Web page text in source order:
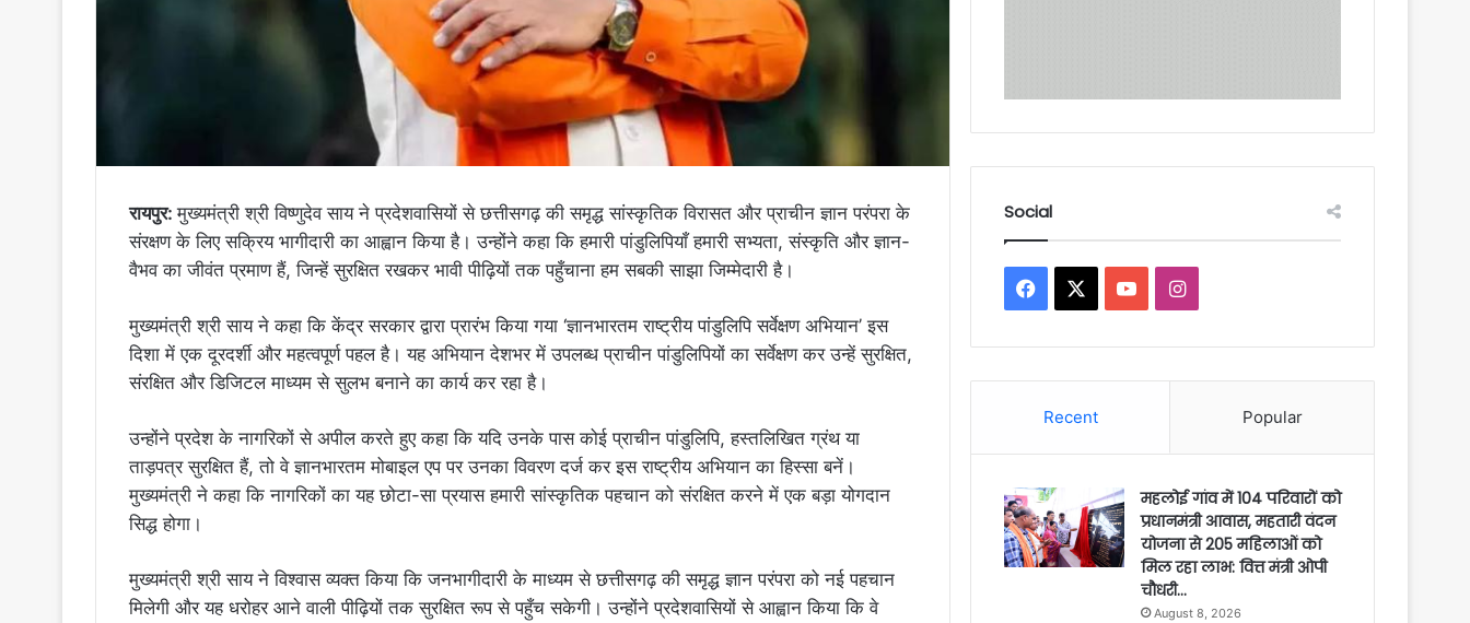
रायपुर:मुख्यमंत्री श्री विष्णुदेव साय ने प्रदेशवासियों से छत्तीसगढ़ की समृद्ध सांस्कृतिक विरासत और प्राचीन ज्ञान परंपरा के
संरक्षण के लिए सक्रिय भागीदारी का आह्वान किया है। उन्होंने कहा कि हमारी पांडुलिपियाँ हमारी सभ्यता, संस्कृति और ज्ञान-
वैभव का जीवंत प्रमाण हैं, जिन्हें सुरक्षित रखकर भावी पीढ़ियों तक पहुँचाना हम सबकी साझा जिम्मेदारी है।
मुख्यमंत्री श्री साय ने कहा कि केंद्र सरकार द्वारा प्रारंभ किया गया ‘ज्ञानभारतम राष्ट्रीय पांडुलिपि सर्वेक्षण अभियान’ इस
दिशा में एक दूरदर्शी और महत्वपूर्ण पहल है। यह अभियान देशभर में उपलब्ध प्राचीन पांडुलिपियों का सर्वेक्षण कर उन्हें सुरक्षित,
संरक्षित और डिजिटल माध्यम से सुलभ बनाने का कार्य कर रहा है।
उन्होंने प्रदेश के नागरिकों से अपील करते हुए कहा कि यदि उनके पास कोई प्राचीन पांडुलिपि, हस्तलिखित ग्रंथ या
ताड़पत्र सुरक्षित हैं, तो वे ज्ञानभारतम मोबाइल एप पर उनका विवरण दर्ज कर इस राष्ट्रीय अभियान का हिस्सा बनें।
मुख्यमंत्री ने कहा कि नागरिकों का यह छोटा-सा प्रयास हमारी सांस्कृतिक पहचान को संरक्षित करने में एक बड़ा योगदान
सिद्ध होगा।
मुख्यमंत्री श्री साय ने विश्वास व्यक्त किया कि जनभागीदारी के माध्यम से छत्तीसगढ़ की समृद्ध ज्ञान परंपरा को नई पहचान
मिलेगी और यह धरोहर आने वाली पीढ़ियों तक सुरक्षित रूप से पहुँच सकेगी। उन्होंने प्रदेशवासियों से आह्वान किया कि वे
Social
Facebook YouTubeInstagram
Recent Popular
महलोई गांव में 104 परिवारों को
प्रधानमंत्री आवास, महतारी वंदन
योजना से 205 महिलाओं को
मिल रहा लाभ: वित्त मंत्री ओपी
चौधरी…
August 8, 2026